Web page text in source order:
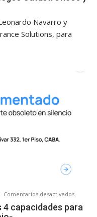
Navarro y
Solutions, para
Comentarios desactivadosen
«El
capacidades para